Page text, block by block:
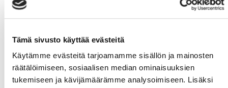
Tämä sivusto käyttää evästeitä
Käytämme evästeitä tarjoamamme sisällön ja mainosten
räätälöimiseen, sosiaalisen median ominaisuuksien
tukemiseen ja kävijämäärämme analysoimiseen. Lisäksi
försvar. Efter att jag hade pratat med Zack Hayes och
vi i honom får de vi sökte efter och han förstärker
redan i många år spelat på en hög professionell nivå.
I tillägg till sitt tuffa försvarsspel kan han säkert
utveckla sitt spel med puck. Vi får därigenom också